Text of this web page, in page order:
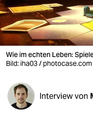
verlag
verlag
veranstaltungen
fragen & hilfe
unterstützen
Wie im echten Leben:
Bild: iha03 / photocase.com
Interview von